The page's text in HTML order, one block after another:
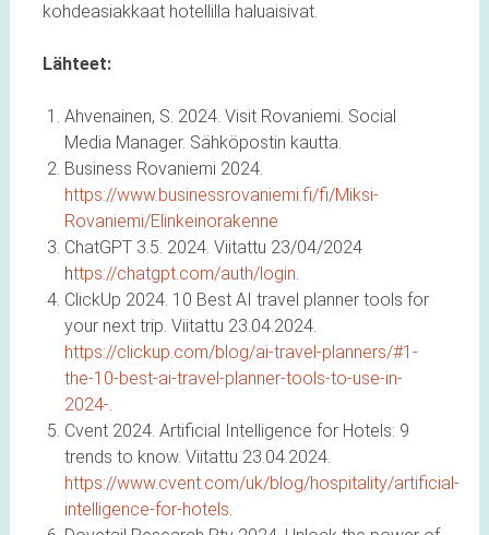
kohdeasiakkaat hotellilla haluaisivat.
Lähteet:
Ahvenainen, S. 2024. Visit Rovaniemi. Social
Media Manager. Sähköpostin kautta.
Business Rovaniemi 2024.
https://www.businessrovaniemi.fi/fi/Miksi-
Rovaniemi/Elinkeinorakenne
ChatGPT 3.5. 2024. Viitattu 23/04/2024
https://chatgpt.com/auth/login.
ClickUp 2024. 10 Best AI travel planner tools for
your next trip. Viitattu 23.04.2024.
https://clickup.com/blog/ai-travel-planners/#1-
the-10-best-ai-travel-planner-tools-to-use-in-
2024-.
Cvent 2024. Artificial Intelligence for Hotels: 9
trends to know. Viitattu 23.04.2024.
https://www.cvent.com/uk/blog/hospitality/artificial-
intelligence-for-hotels.